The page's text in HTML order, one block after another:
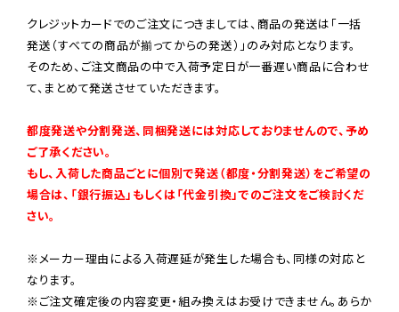
クレジットカードでのご注文につきましては、商品の発送は「一括
発送（すべての商品が揃ってからの発送）」のみ対応となります。
そのため、ご注文商品の中で入荷予定日が一番遅い商品に合わせ
て、まとめて発送させていただきます。
都度発送や分割発送、同梱発送には対応しておりませんので、予め
ご了承ください。
もし、入荷した商品ごとに個別で発送（都度・分割発送）をご希望の
場合は、「銀行振込」もしくは「代金引換」でのご注文をご検討くだ
さい。
※メーカー理由による入荷遅延が発生した場合も、同様の対応と
なります。
※ご注文確定後の内容変更・組み換えはお受けできません。あらか